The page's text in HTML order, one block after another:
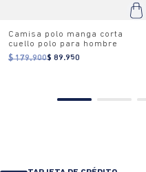
Camisa polo manga corta
cuello polo para hombre
$ 179.900$ 89.950